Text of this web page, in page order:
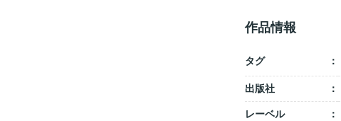
作品情報
タグ
出版社
レーベル